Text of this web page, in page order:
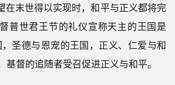
在末世得以实现时，和平与正义都将完
普世君王节的礼仪宣称天主的王国是
圣德与恩宠的王国，正义、仁爱与和
基督的追随者受召促进正义与和平。